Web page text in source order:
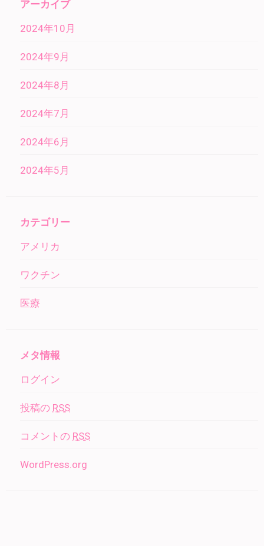
アーカイブ
2024年10月
2024年9月
2024年8月
2024年7月
2024年6月
2024年5月
カテゴリー
アメリカ
ワクチン
医療
メタ情報
ログイン
投稿の RSS
コメントの RSS
WordPress.org